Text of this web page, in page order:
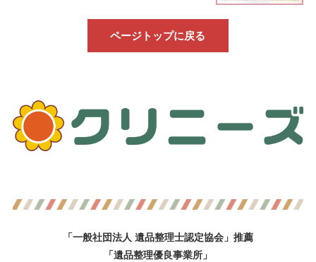
ページトップに戻る
「一般社団法人 遺品整理士認定協会」推薦
「遺品整理優良事業所」